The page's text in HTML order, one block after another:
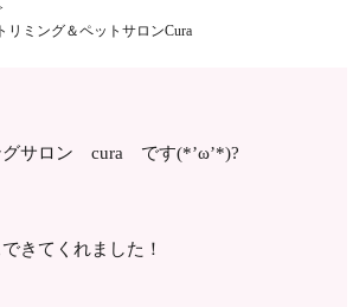
リミング＆ペットサロンCura
グサロン cura です(*’ω’*)?
きてくれました！